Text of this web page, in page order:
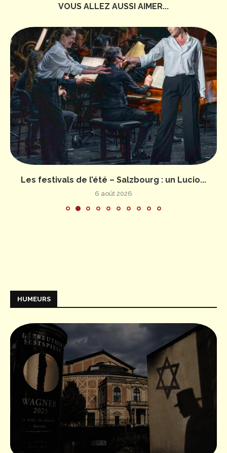
VOUS ALLEZ AUSSI AIMER...
Les festivals de l’été – Salzbourg : un Lucio...
6 août 2026
HUMEURS